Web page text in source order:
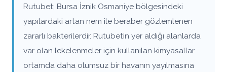
Rutubet; Bursa İznik Osmaniye bölgesindeki
yapılardaki artan nem ile beraber gözlemlenen
zararlı bakterilerdir. Rutubetin yer aldığı alanlarda
var olan lekelenmeler için kullanılan kimyasallar
ortamda daha olumsuz bir havanın yayılmasına